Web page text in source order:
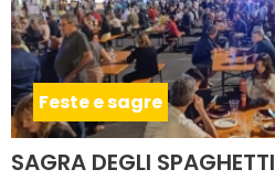
Feste e sagre
SAGRA DEGLI SPAGHETTI